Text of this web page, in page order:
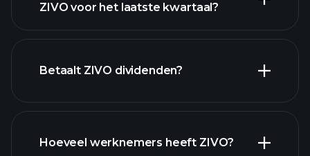
winst
financiële
ZIVO voor het laatste kwartaal?
rapporten
Betaalt ZIVO dividenden?
hoog-dividend aandelen
Hoeveel werknemers heeft ZIVO?